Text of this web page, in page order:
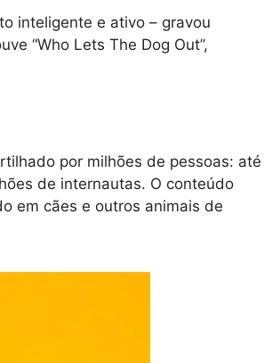
inteligente e ativo – gravou
“Who Lets The Dog Out”,
por milhões de pessoas: até
de internautas. O conteúdo
em cães e outros animais de